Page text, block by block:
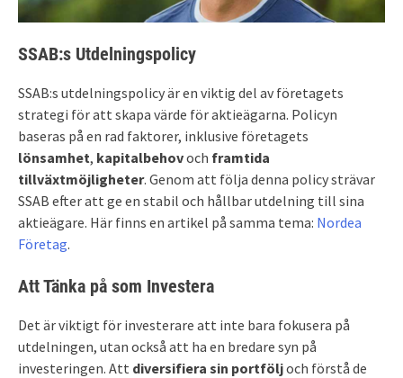
SSAB:s Utdelningspolicy
SSAB:s utdelningspolicy är en viktig del av företagets
strategi för att skapa värde för aktieägarna. Policyn
baseras på en rad faktorer, inklusive företagets
lönsamhet, kapitalbehovoch framtida
tillväxtmöjligheter. Genom att följa denna policy strävar
SSAB efter att ge en stabil och hållbar utdelning till sina
aktieägare. Här finns en artikel på samma tema: Nordea
Företag.
Att Tänka på som Investera
Det är viktigt för investerare att inte bara fokusera på
utdelningen, utan också att ha en bredare syn på
investeringen. Att diversifiera sin portföljoch förstå de